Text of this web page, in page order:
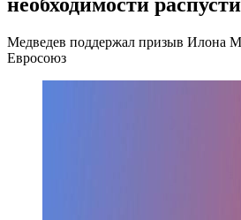
Медведев поддержал призыв Илона
Евросоюз